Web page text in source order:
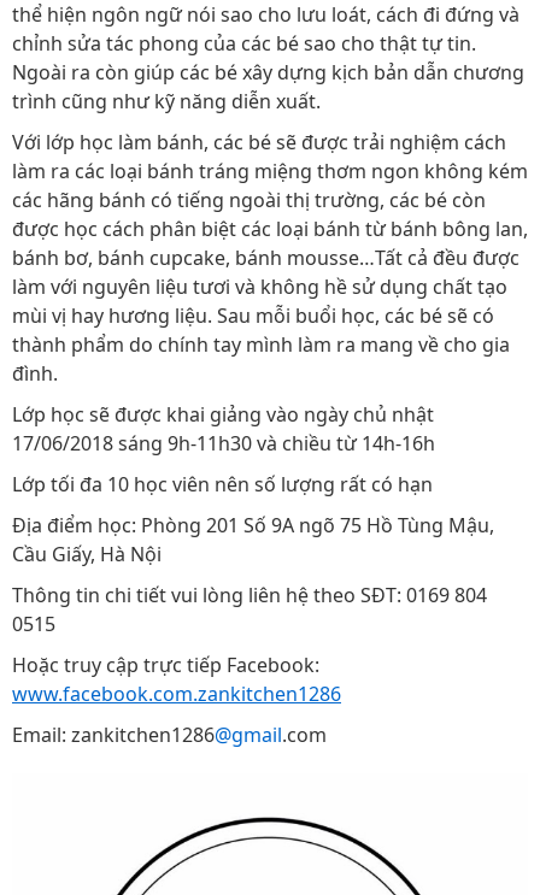
thể hiện ngôn ngữ nói sao cho lưu loát, cách đi đứng và
chỉnh sửa tác phong của các bé sao cho thật tự tin.
Ngoài ra còn giúp các bé xây dựng kịch bản dẫn chương
trình cũng như kỹ năng diễn xuất.
Với lớp học làm bánh, các bé sẽ được trải nghiệm cách
làm ra các loại bánh tráng miệng thơm ngon không kém
các hãng bánh có tiếng ngoài thị trường, các bé còn
được học cách phân biệt các loại bánh từ bánh bông lan,
bánh bơ, bánh cupcake, bánh mousse…Tất cả đều được
làm với nguyên liệu tươi và không hề sử dụng chất tạo
mùi vị hay hương liệu. Sau mỗi buổi học, các bé sẽ có
thành phẩm do chính tay mình làm ra mang về cho gia
đình.
Lớp học sẽ được khai giảng vào ngày chủ nhật
17/06/2018 sáng 9h-11h30 và chiều từ 14h-16h
Lớp tối đa 10 học viên nên số lượng rất có hạn
Địa điểm học: Phòng 201 Số 9A ngõ 75 Hồ Tùng Mậu,
Cầu Giấy, Hà Nội
Thông tin chi tiết vui lòng liên hệ theo SĐT: 0169 804
0515
Hoặc truy cập trực tiếp Facebook:
www.facebook.com.zankitchen1286
Email: zankitchen1286@gmail.com